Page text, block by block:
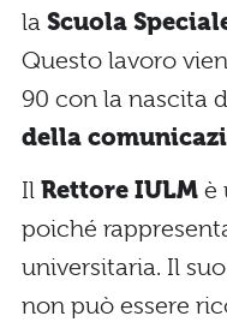
la Scuola
Questo lavoro
90 con la nascita
della
Il Rettore IULM è
poiché
universitaria. Il
non può essere